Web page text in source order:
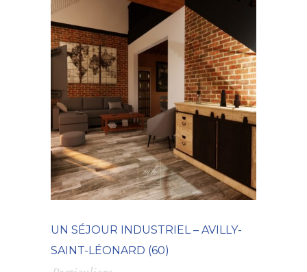
UN SÉJOUR INDUSTRIEL – AVILLY-
SAINT-LÉONARD (60)